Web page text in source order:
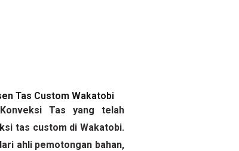
Tas Custom Wakatobi
Tas yang telah
tas custom di Wakatobi.
ahli pemotongan bahan,